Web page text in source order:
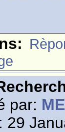
par:
29